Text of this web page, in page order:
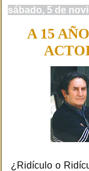
sábado, 5 de
A 15
¿Ridículo o